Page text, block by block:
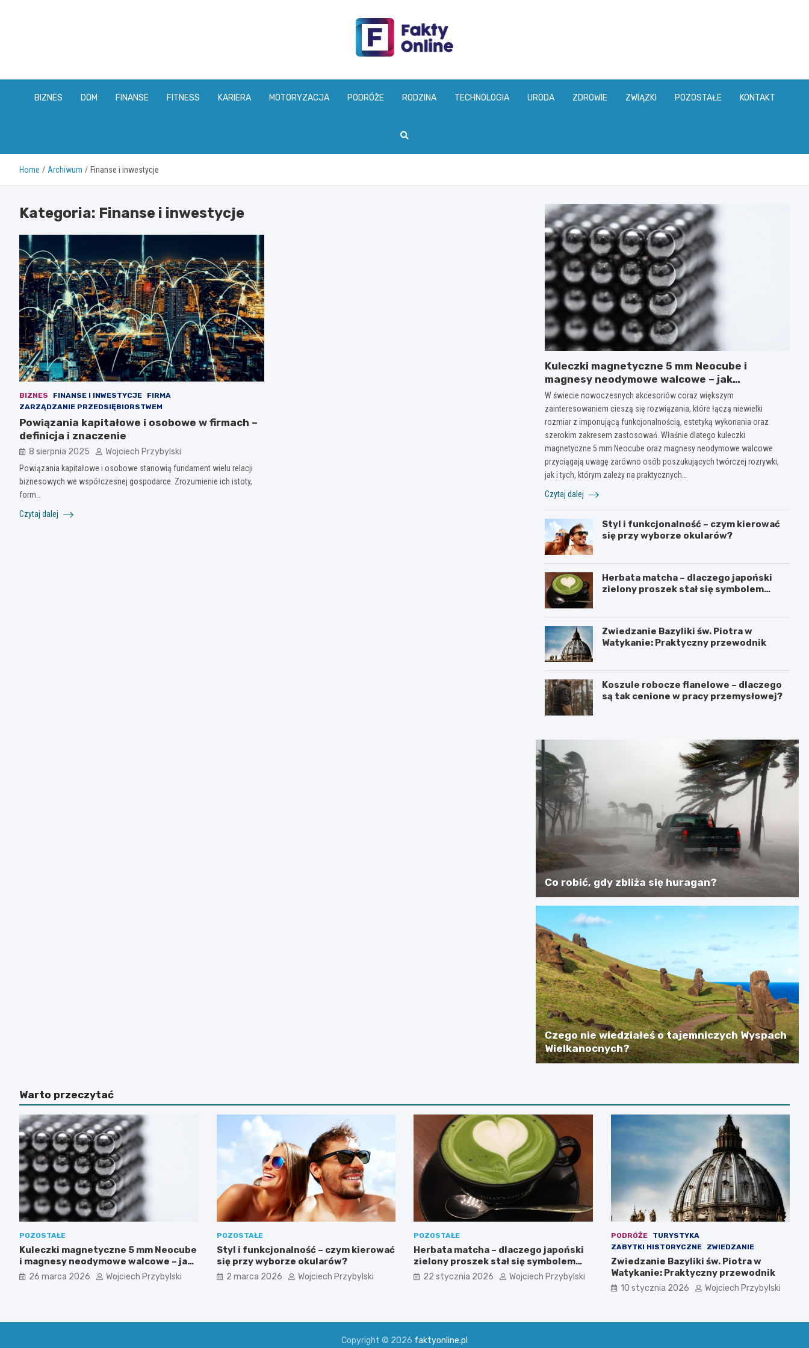
faktyonline.pl
BIZNES DOM FINANSE FITNESS KARIERA MOTORYZACJA PODRÓŻE RODZINA TECHNOLOGIA URODA ZDROWIE ZWIĄZKI POZOSTAŁE KONTAKT
Home Archiwum Finanse i inwestycje
Kategoria: Finanse i inwestycje
BIZNES FINANSE I INWESTYCJE
FIRMA
ZARZĄDZANIE PRZEDSIĘBIORSTWEM
Powiązania kapitałowe i osobowe w firmach –
definicja i znaczenie
8 sierpnia 2025 Wojciech Przybylski
Powiązania kapitałowe i osobowe stanowią fundament wielu relacji
biznesowych we współczesnej gospodarce. Zrozumienie ich istoty,
form…
Czytaj dalej
Kuleczki magnetyczne 5 mm Neocube i
magnesy neodymowe walcowe – jak
wykorzystać ich potencjał w kreatywnych i
praktycznych zastosowaniach?
W świecie nowoczesnych akcesoriów coraz większym
zainteresowaniem cieszą się rozwiązania, które łączą niewielki
rozmiar z imponującą funkcjonalnością, estetyką wykonania oraz
szerokim zakresem zastosowań. Właśnie dlatego kuleczki
magnetyczne 5 mm Neocube oraz magnesy neodymowe walcowe
przyciągają uwagę zarówno osób poszukujących twórczej rozrywki,
jak i tych, którym zależy na praktycznych…
Czytaj dalej
Styl i funkcjonalność – czym kierować
się przy wyborze okularów?
Herbata matcha – dlaczego japoński
zielony proszek stał się symbolem
Zwiedzanie Bazyliki św. Piotra w
Watykanie: Praktyczny przewodnik
Koszule robocze flanelowe – dlaczego
są tak cenione w pracy przemysłowej?
Co robić, gdy zbliża się huragan?
Czego nie wiedziałeś o tajemniczych Wyspach
Wielkanocnych?
Warto przeczytać
POZOSTAŁE
Kuleczki magnetyczne 5 mm Neocube
i magnesy neodymowe walcowe – jak
wykorzystać ich potencjał w
kreatywnych i praktycznych
26 marca 2026 Wojciech Przybylski
POZOSTAŁE
Styl i funkcjonalność – czym kierować
się przy wyborze okularów?
2 marca 2026 Wojciech Przybylski
POZOSTAŁE
Herbata matcha – dlaczego japoński
zielony proszek stał się symbolem
zdrowego stylu życia?
22 stycznia 2026 Wojciech Przybylski
PODRÓŻE
TURYSTYKA
ZABYTKI HISTORYCZNE
ZWIEDZANIE
Zwiedzanie Bazyliki św. Piotra w
Watykanie: Praktyczny przewodnik
10 stycznia 2026 Wojciech Przybylski
Copyright © 2026 faktyonline.pl